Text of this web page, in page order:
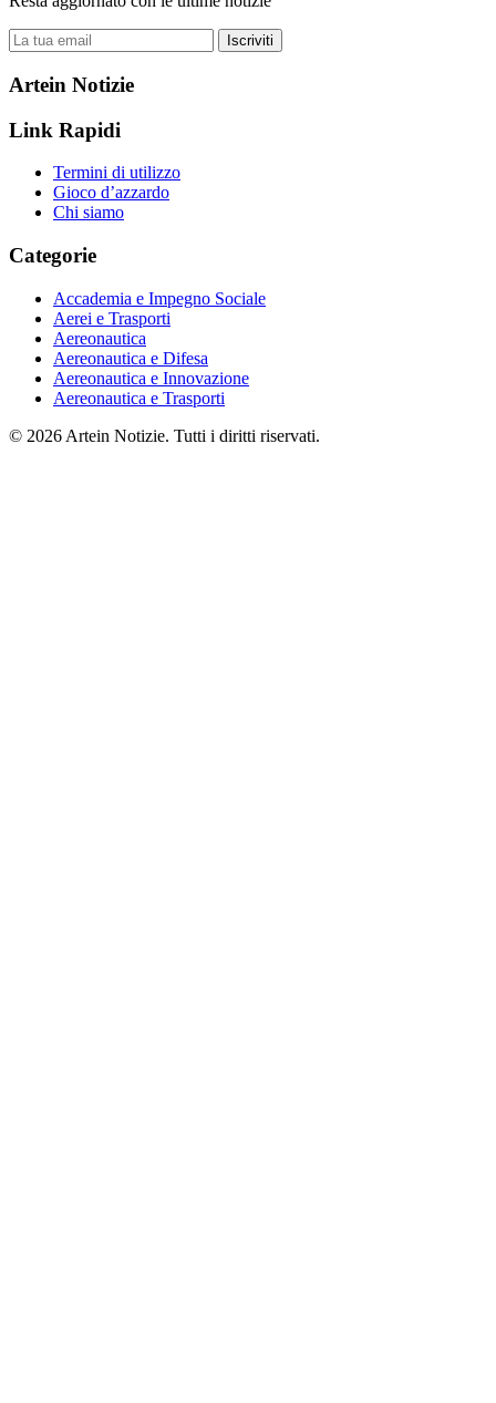
Iscriviti
Artein Notizie
Link Rapidi
Termini di utilizzo
Gioco d’azzardo
Chi siamo
Categorie
Accademia e Impegno Sociale
Aerei e Trasporti
Aereonautica
Aereonautica e Difesa
Aereonautica e Innovazione
Aereonautica e Trasporti
© 2026 Artein Notizie. Tutti i diritti riservati.